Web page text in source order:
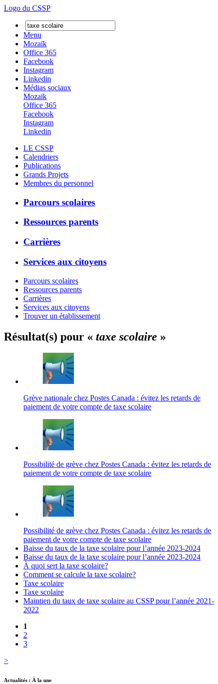
Logo du CSSP
Menu
Mozaïk
Office 365
Facebook
Instagram
Linkedin
Médias sociaux
Mozaïk
Office 365
Facebook
Instagram
Linkedin
LE CSSP
Calendriers
Publications
Grands Projets
Membres du personnel
Parcours scolaires
Ressources parents
Carrières
Services aux citoyens
Parcours scolaires
Ressources parents
Carrières
Services aux citoyens
Trouver un établissement
Résultat(s) pour « taxe scolaire »
Grève nationale chez Postes Canada : évitez les retards de
paiement de votre compte de taxe scolaire
Possibilité de grève chez Postes Canada : évitez les retards de
paiement de votre compte de taxe scolaire
Possibilité de grève chez Postes Canada : évitez les retards de
paiement de votre compte de taxe scolaire
Baisse du taux de la taxe scolaire pour l’année 2023-2024
Baisse du taux de la taxe scolaire pour l’année 2023-2024
À quoi sert la taxe scolaire?
Comment se calcule la taxe scolaire?
Taxe scolaire
Taxe scolaire
Maintien du taux de taxe scolaire au CSSP pour l’année 2021-
2022
1
2
3
>
Actualités : À la une